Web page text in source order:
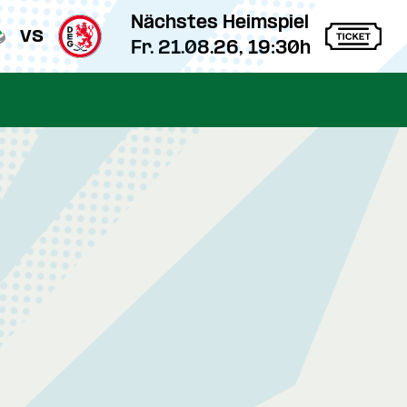
vs
Nächstes Heimspiel
Fr. 21.08.26, 19:30h